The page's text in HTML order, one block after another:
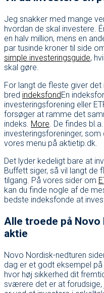
Jeg snakker med mange
hvordan de skal investere.
en halv million, mens en
par tusinde kroner til side
simple investeringsguide,
skal gøre.
For langt de fleste giver
bred indeksfond En
investeringsforening eller
forsøger at ramme det
indeks. More. De findes
investeringsforeninger,
vores menu på aktietip.dk.
Det lyder kedeligt bare at
Buffett siger, så vil langt
tilgang. På vores sider om
kan du finde nogle af de
bedste indeksfonde at
Alle troede på
aktie
Novo Nordisk-nedturen
dag er et godt eksempel
hvor høj sikkerhed dit
sværere det er at forudsige,